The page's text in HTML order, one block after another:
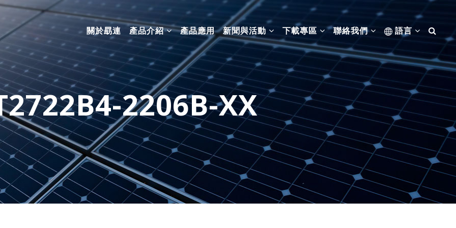
關於勗連 產品介紹 產品應用 新聞與活動 下載專區 聯絡我們 語言
2206B-XX